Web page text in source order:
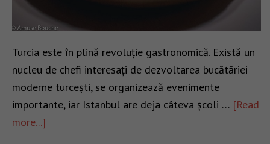
Turcia este în plină revoluție gastronomică. Există un
nucleu de chefi interesați de dezvoltarea bucătăriei
moderne turcești, se organizează evenimente
importante, iar Istanbul are deja câteva școli … [Read
more...]